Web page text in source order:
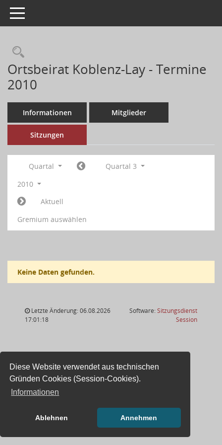
Diese Website verwendet aus technischen
Gründen Cookies (Session-Cookies).
Informationen
Ablehnen Annehmen
Toggle navigation
Ortsbeirat Koblenz-Lay - Termine
2010
Informationen Mitglieder
Sitzungen
Quartal
Quartal 3
2010
Aktuell
Gremium auswählen
Keine Daten gefunden.
Letzte Änderung: 06.08.2026
17:01:18
Software:Sitzungsdienst
Session(Wird in